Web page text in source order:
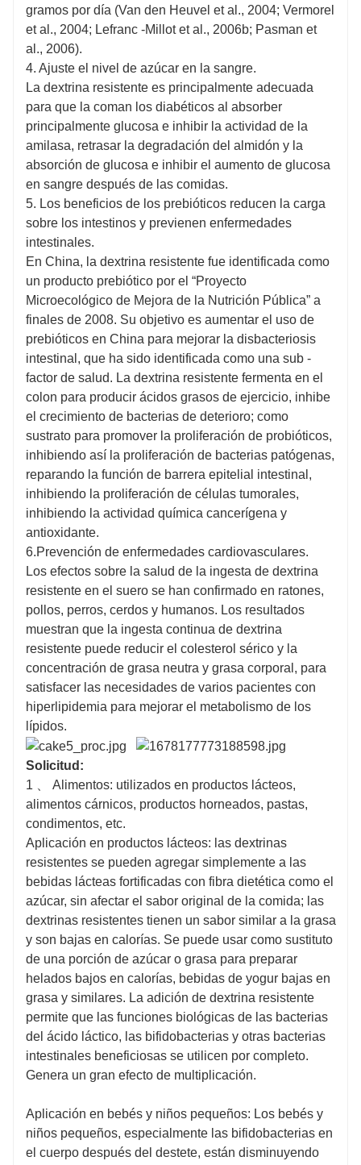
gramos por día (Van den Heuvel et al., 2004; Vermorel
et al., 2004; Lefranc -Millot et al., 2006b; Pasman et
al., 2006).
4. Ajuste el nivel de azúcar en la sangre.
La dextrina resistente es principalmente adecuada
para que la coman los diabéticos al absorber
principalmente glucosa e inhibir la actividad de la
amilasa, retrasar la degradación del almidón y la
absorción de glucosa e inhibir el aumento de glucosa
en sangre después de las comidas.
5. Los beneficios de los prebióticos reducen la carga
sobre los intestinos y previenen enfermedades
intestinales.
En China, la dextrina resistente fue identificada como
un producto prebiótico por el “Proyecto
Microecológico de Mejora de la Nutrición Pública” a
finales de 2008. Su objetivo es aumentar el uso de
prebióticos en China para mejorar la disbacteriosis
intestinal, que ha sido identificada como una sub -
factor de salud. La dextrina resistente fermenta en el
colon para producir ácidos grasos de ejercicio, inhibe
el crecimiento de bacterias de deterioro; como
sustrato para promover la proliferación de probióticos,
inhibiendo así la proliferación de bacterias patógenas,
reparando la función de barrera epitelial intestinal,
inhibiendo la proliferación de células tumorales,
inhibiendo la actividad química cancerígena y
antioxidante.
6.Prevención de enfermedades cardiovasculares.
Los efectos sobre la salud de la ingesta de dextrina
resistente en el suero se han confirmado en ratones,
pollos, perros, cerdos y humanos. Los resultados
muestran que la ingesta continua de dextrina
resistente puede reducir el colesterol sérico y la
concentración de grasa neutra y grasa corporal, para
satisfacer las necesidades de varios pacientes con
hiperlipidemia para mejorar el metabolismo de los
lípidos.
Solicitud:
1 、 Alimentos: utilizados en productos lácteos,
alimentos cárnicos, productos horneados, pastas,
condimentos, etc.
Aplicación en productos lácteos: las dextrinas
resistentes se pueden agregar simplemente a las
bebidas lácteas fortificadas con fibra dietética como el
azúcar, sin afectar el sabor original de la comida; las
dextrinas resistentes tienen un sabor similar a la grasa
y son bajas en calorías. Se puede usar como sustituto
de una porción de azúcar o grasa para preparar
helados bajos en calorías, bebidas de yogur bajas en
grasa y similares. La adición de dextrina resistente
permite que las funciones biológicas de las bacterias
del ácido láctico, las bifidobacterias y otras bacterias
intestinales beneficiosas se utilicen por completo.
Genera un gran efecto de multiplicación.
Aplicación en bebés y niños pequeños: Los bebés y
niños pequeños, especialmente las bifidobacterias en
el cuerpo después del destete, están disminuyendo